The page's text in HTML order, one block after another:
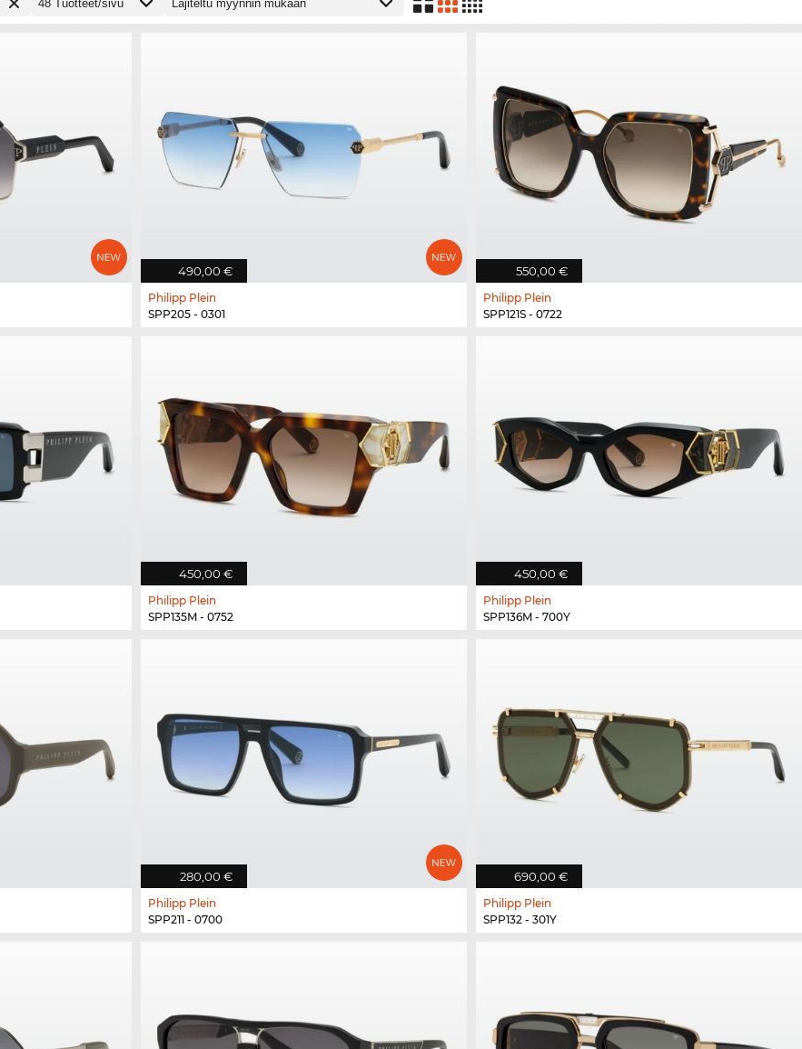
490,00 €
Philipp Plein
SPP205 - 0301
550,00 €
Philipp Plein
SPP121S - 0722
450,00 €
Philipp Plein
SPP135M - 0752
450,00 €
Philipp Plein
SPP136M - 700Y
280,00 €
Philipp Plein
SPP211 - 0700
690,00 €
Philipp Plein
SPP132 - 301Y